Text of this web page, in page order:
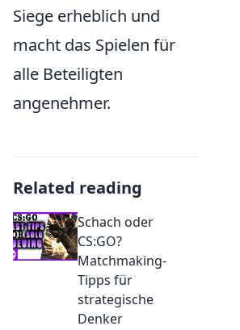
Siege erheblich und
macht das Spielen für
alle Beteiligten
angenehmer.
Related reading
Schach oder
CS:GO?
Matchmaking-
Tipps für
strategische
Denker